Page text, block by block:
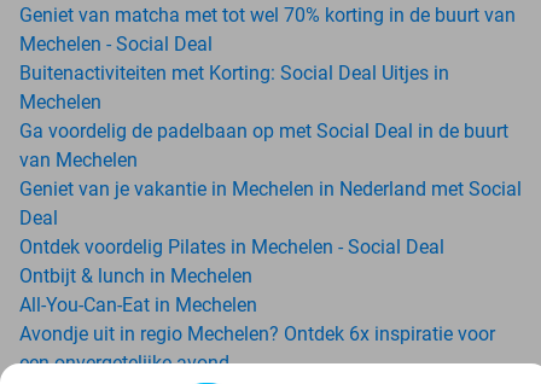
Geniet van matcha met tot wel 70% korting in de buurt van
Mechelen - Social Deal
Buitenactiviteiten met Korting: Social Deal Uitjes in
Mechelen
Ga voordelig de padelbaan op met Social Deal in de buurt
van Mechelen
Geniet van je vakantie in Mechelen in Nederland met Social
Deal
Ontdek voordelig Pilates in Mechelen - Social Deal
Ontbijt & lunch in Mechelen
All-You-Can-Eat in Mechelen
Avondje uit in regio Mechelen? Ontdek 6x inspiratie voor
een onvergetelijke avond